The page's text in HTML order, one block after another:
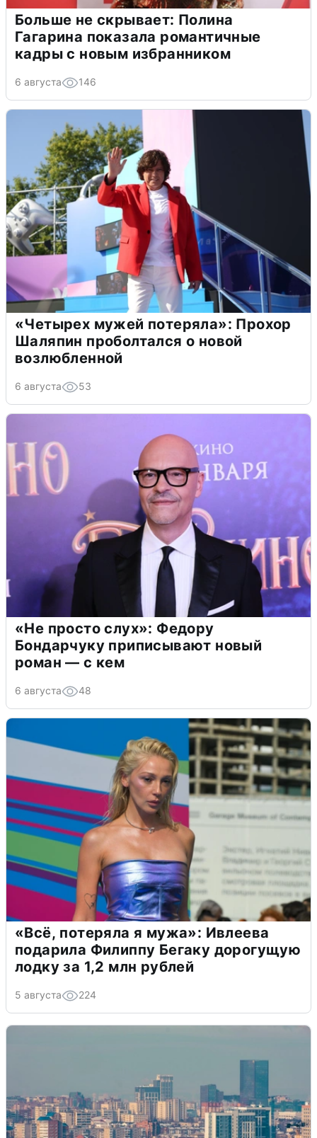
Больше не скрывает: Полина
Гагарина показала романтичные
кадры с новым избранником
6 августа 146
«Четырех мужей потеряла»: Прохор
Шаляпин проболтался о новой
возлюбленной
6 августа 53
«Не просто слух»: Федору
Бондарчуку приписывают новый
роман — с кем
6 августа 48
«Всё, потеряла я мужа»: Ивлеева
подарила Филиппу Бегаку дорогущую
лодку за 1,2 млн рублей
5 августа 224